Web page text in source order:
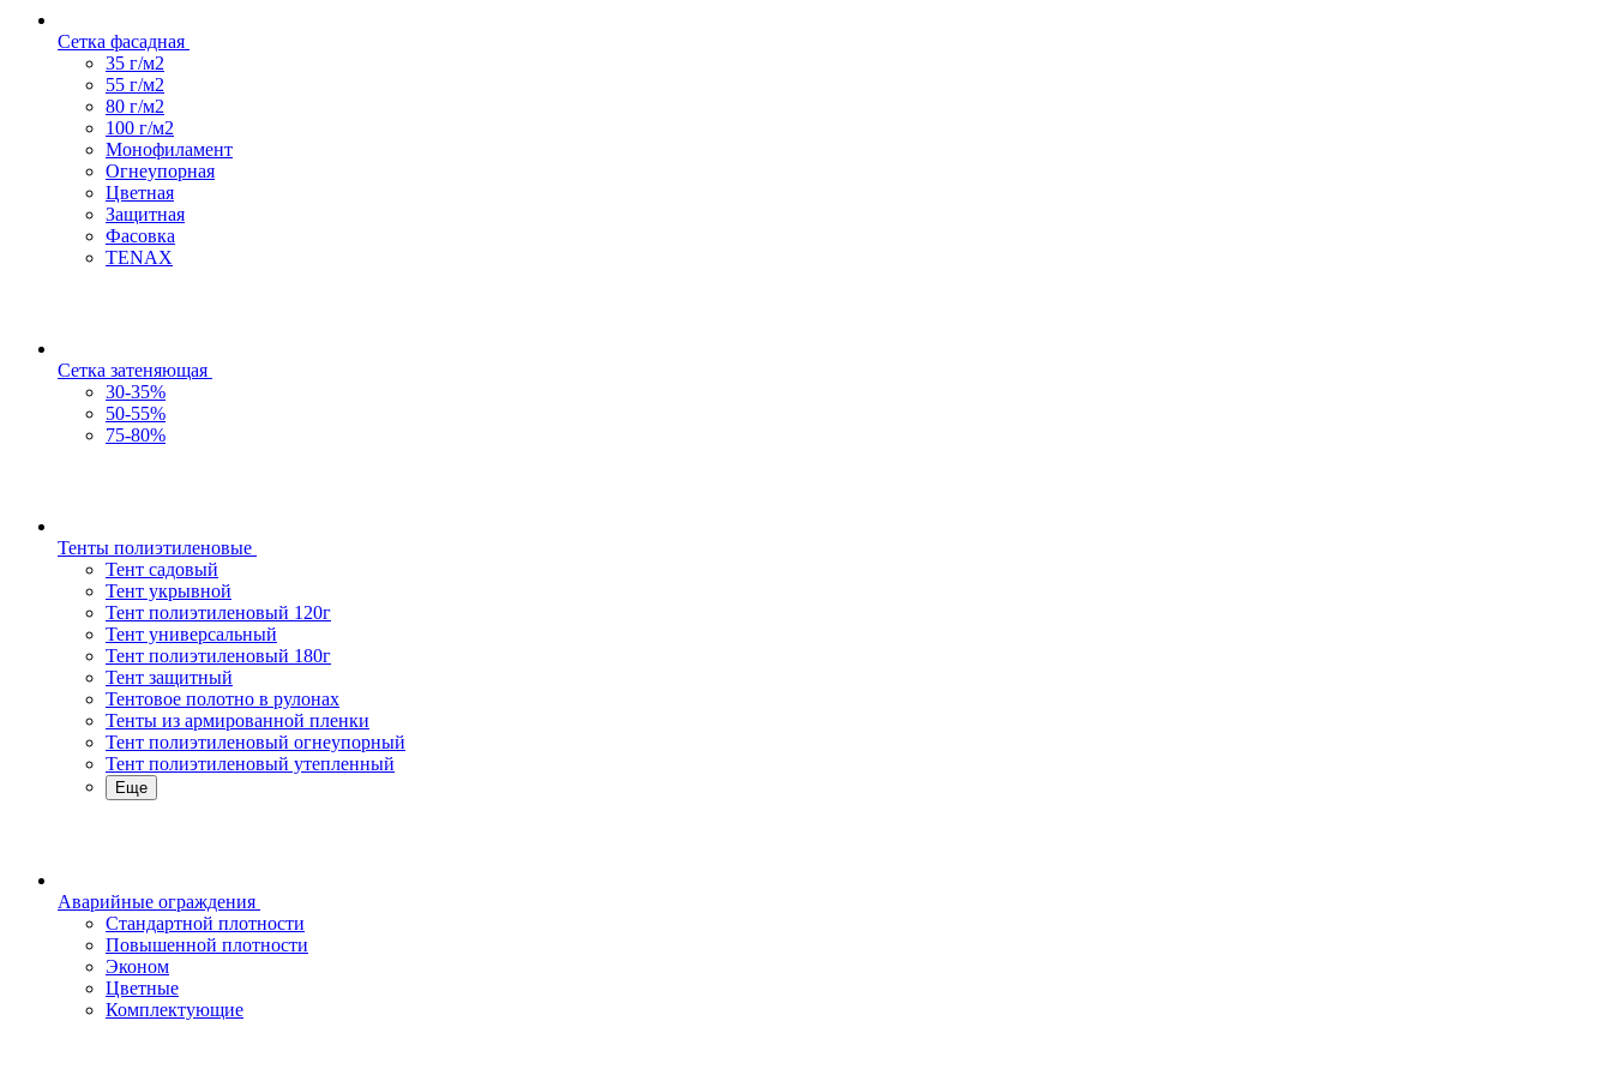
Сетка фасадная
35 г/м2
55 г/м2
80 г/м2
100 г/м2
Монофиламент
Огнеупорная
Цветная
Защитная
Фасовка
TENAX
Сетка затеняющая
30-35%
50-55%
75-80%
Тенты полиэтиленовые
Тент садовый
Тент укрывной
Тент полиэтиленовый 120г
Тент универсальный
Тент полиэтиленовый 180г
Тент защитный
Тентовое полотно в рулонах
Тенты из армированной пленки
Тент полиэтиленовый огнеупорный
Тент полиэтиленовый утепленный
Еще
Аварийные ограждения
Стандартной плотности
Повышенной плотности
Эконом
Цветные
Комплектующие